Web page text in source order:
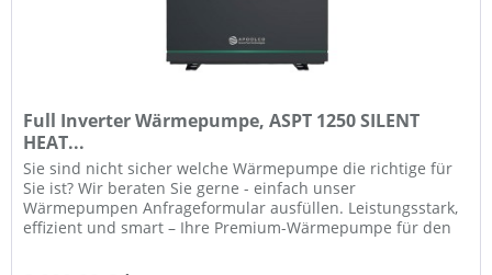
Full Inverter Wärmepumpe, ASPT 1250 SILENT
HEAT...
Sie sind nicht sicher welche Wärmepumpe die richtige für
Sie ist? Wir beraten Sie gerne - einfach unser
Wärmepumpen Anfrageformular ausfüllen. Leistungsstark,
effizient und smart – Ihre Premium-Wärmepumpe für den